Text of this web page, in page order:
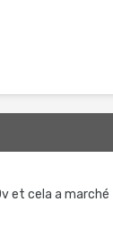
et cela a marché